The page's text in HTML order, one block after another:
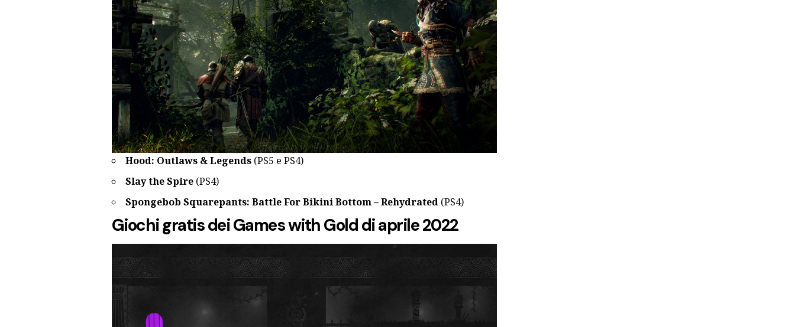
Hood: Outlaws & Legends(PS5 e PS4)
Slay the Spire(PS4)
Spongebob Squarepants: Battle For Bikini Bottom – Rehydrated(PS4)
Giochi gratis dei Games with Golddi aprile2022